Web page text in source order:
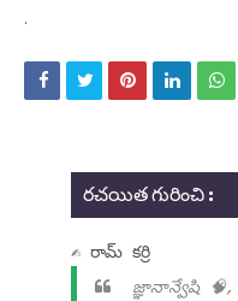
.
రచయిత గురించి :
✍ రామ్ కర్రి
జ్ఞానాన్వేషి